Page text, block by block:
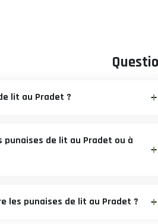
lit au Pradet ?
de lit au Pradet ou à
les punaises de lit au Pradet ?